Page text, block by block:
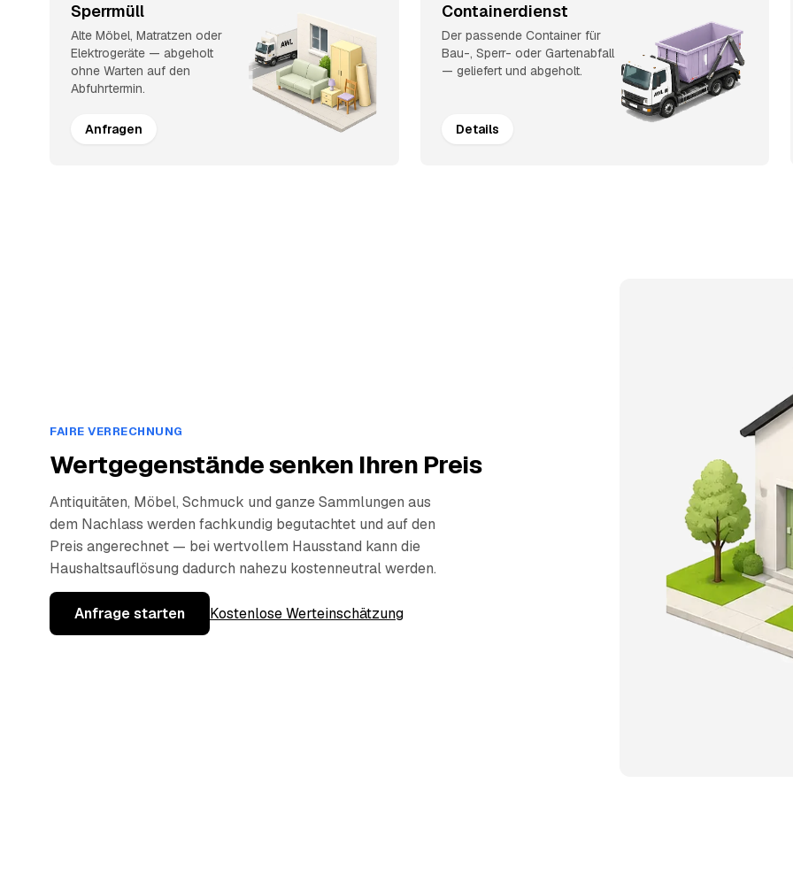
Sperrmüll
Alte Möbel, Matratzen oder
Elektrogeräte — abgeholt
ohne Warten auf den
Abfuhrtermin.
Anfragen
Containerdienst
Der passende Container für
Bau-, Sperr- oder Gartenabfall
— geliefert und abgeholt.
Details
FAIRE VERRECHNUNG
Wertgegenstände senken Ihren Preis
Antiquitäten, Möbel, Schmuck und ganze Sammlungen aus
dem Nachlass werden fachkundig begutachtet und auf den
Preis angerechnet — bei wertvollem Hausstand kann die
Haushaltsauflösung dadurch nahezu kostenneutral werden.
Anfrage starten Kostenlose Werteinschätzung